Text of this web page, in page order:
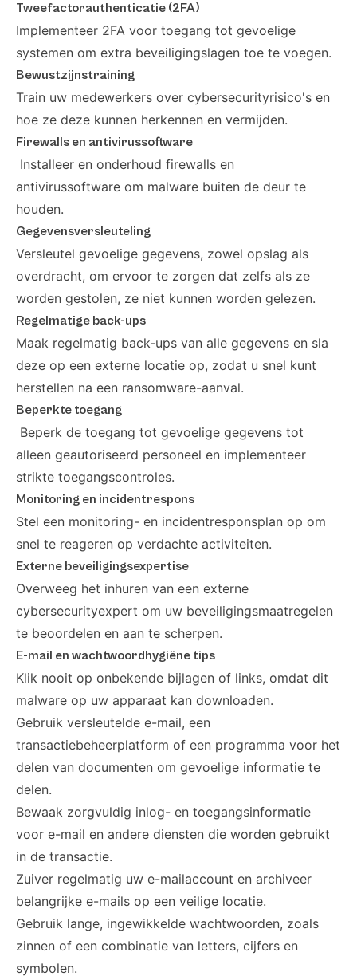
Tweefactorauthenticatie (2FA)
Implementeer 2FA voor toegang tot gevoelige
systemen om extra beveiligingslagen toe te voegen.
Bewustzijnstraining
Train uw medewerkers over cybersecurityrisico's en
hoe ze deze kunnen herkennen en vermijden.
Firewalls en antivirussoftware
Installeer en onderhoud firewalls en
antivirussoftware om malware buiten de deur te
houden.
Gegevensversleuteling
Versleutel gevoelige gegevens, zowel opslag als
overdracht, om ervoor te zorgen dat zelfs als ze
worden gestolen, ze niet kunnen worden gelezen.
Regelmatige back-ups
Maak regelmatig back-ups van alle gegevens en sla
deze op een externe locatie op, zodat u snel kunt
herstellen na een ransomware-aanval.
Beperkte toegang
Beperk de toegang tot gevoelige gegevens tot
alleen geautoriseerd personeel en implementeer
strikte toegangscontroles.
Monitoring en incidentrespons
Stel een monitoring- en incidentresponsplan op om
snel te reageren op verdachte activiteiten.
Externe beveiligingsexpertise
Overweeg het inhuren van een externe
cybersecurityexpert om uw beveiligingsmaatregelen
te beoordelen en aan te scherpen.
E-mail en wachtwoordhygiëne tips
Klik nooit op onbekende bijlagen of links, omdat dit
malware op uw apparaat kan downloaden.
Gebruik versleutelde e-mail, een
transactiebeheerplatform of een programma voor het
delen van documenten om gevoelige informatie te
delen.
Bewaak zorgvuldig inlog- en toegangsinformatie
voor e-mail en andere diensten die worden gebruikt
in de transactie.
Zuiver regelmatig uw e-mailaccount en archiveer
belangrijke e-mails op een veilige locatie.
Gebruik lange, ingewikkelde wachtwoorden, zoals
zinnen of een combinatie van letters, cijfers en
symbolen.